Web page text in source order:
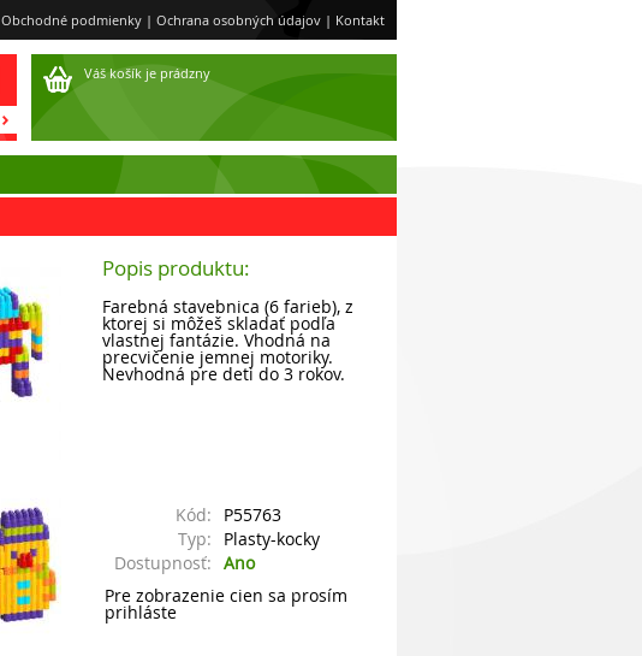
Obchodné podmienky | Ochrana osobných údajov | Kontakt
Váš košík je prádzny
Popis produktu:
Farebná stavebnica (6 farieb), z
ktorej si môžeš skladať podľa
vlastnej fantázie. Vhodná na
precvičenie jemnej motoriky.
Nevhodná pre deti do 3 rokov.
Kód:
P55763
Typ:
Plasty-kocky
Dostupnosť: Ano
Pre zobrazenie cien sa prosím
prihláste